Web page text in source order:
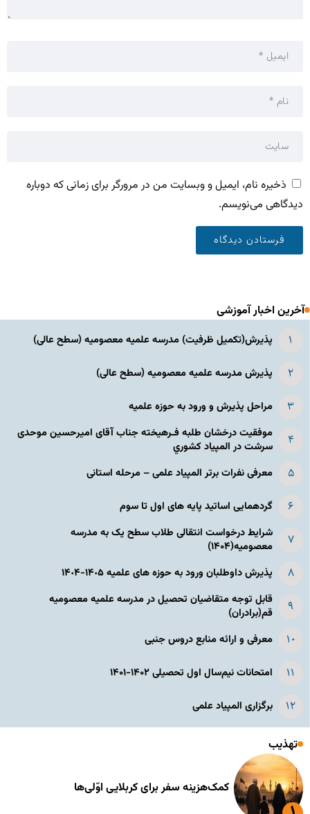
ذخیره نام، ایمیل و وبسایت من در مرورگر برای زمانی که دوباره
دیدگاهی می‌نویسم.
آخرین اخبار آموزشی
پذیرش(تکمیل ظرفیت) مدرسه علمیه معصومیه‌ (سطح عالی)
پذیرش مدرسه علمیه معصومیه‌ (سطح عالی)
مراحل پذیرش و ورود به حوزه علمیه
موفقیت درخشان طلبه فـرهیخته جناب آقای امیرحسین موحدی
سرشت در المپياد كشوري
معرفی نفرات برتر المپیاد علمی – مرحله استانی
گردهمایی اساتید پایه های اول تا سوم
شرایط درخواست انتقالی طلاب سطح یک به مدرسه
معصومیه(۱۴۰۴)
پذیرش داوطلبان ورود به حوزه های علمیه ١۴٠۵-١۴٠۴
قابل توجه متقاضیان تحصیل در مدرسه علمیه معصومیه
قم(برادران)
معرفی و ارائه منابع دروس جنبی
امتحانات نیم‌سال اول تحصیلی ۱۴۰۲-۱۴۰۱
برگزاری المپیاد علمی
تهذیب
کمک‌هزینه سفر برای کربلایی اوّلی‌ها